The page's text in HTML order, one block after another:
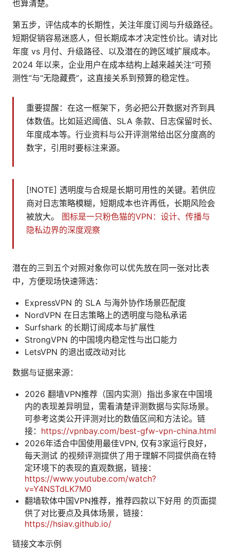
也算清楚。
第五步，评估成本的长期性，关注年度订阅与升级路径。
短期促销容易迷惑人，但长期成本才决定性价比。请对比
年度 vs 月付、升级路径、以及潜在的跨区域扩展成本。
2024 年以来，企业用户在成本结构上越来越关注“可预
测性”与“无隐藏费”，这直接关系到预算的稳定性。
重要提醒：在这一框架下，务必把公开数据对齐到具
体数值。比如延迟阈值、SLA 条款、日志保留时长、
年度成本等。行业资料与公开评测常给出区分度高的
数字，引用时要标注来源。
[!NOTE] 透明度与合规是长期可用性的关键。若供应
商对日志策略模糊，短期成本也许再低，长期风险会
被放大。 图标是一只粉色猫的VPN：设计、传播与
隐私边界的深度观察
潜在的三到五个对照对象你可以优先放在同一张对比表
中，方便现场快速筛选：
ExpressVPN 的 SLA 与海外协作场景匹配度
NordVPN 在日志策略上的透明度与隐私承诺
Surfshark 的长期订阅成本与扩展性
StrongVPN 的中国境内稳定性与出口能力
LetsVPN 的退出或改动对比
数据与证据来源：
2026 翻墙VPN推荐（国内实测）指出多家在中国境
内的表现差异明显，需看清楚评测数据与实际场景。
可参考这类公开评测对比的数值区间和方法论。链
接： https://vpnbay.com/best-gfw-vpn-china.html
2026年适合中国使用最佳VPN, 仅有3家运行良好，
每天测试 的视频评测提供了用于理解不同提供商在特
定环境下的表现的直观数据，链接：
https://www.youtube.com/watch?
v=Y4NSTdLK7M0
翻墙软体中国VPN推荐，推荐四款以下好用 的页面提
供了对比要点及具体场景，链接：
https://hsiav.github.io/
链接文本示例